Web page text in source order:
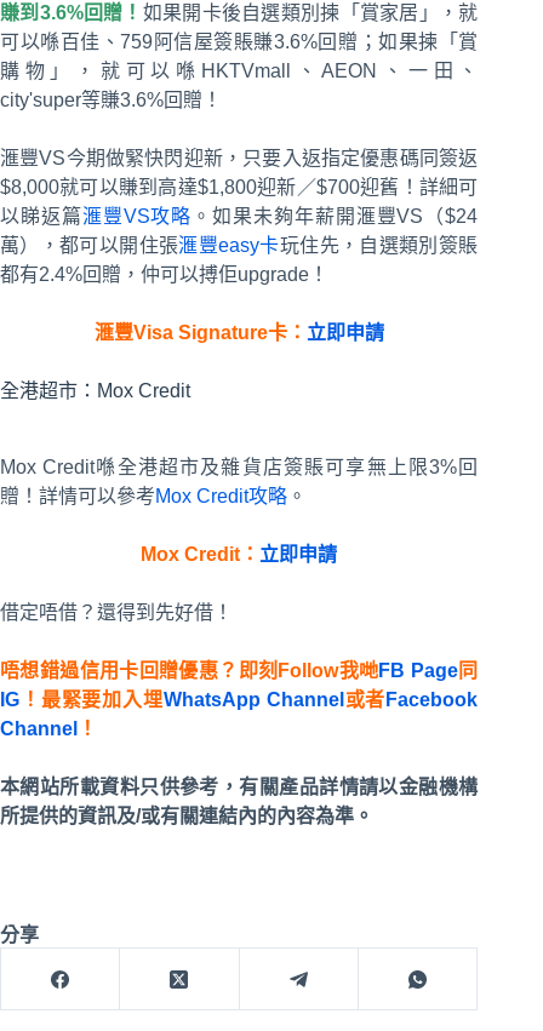
賺到3.6%回贈！ 如果開卡後自選類別揀「賞家居」，就
可以喺百佳、759阿信屋簽賬賺3.6%回贈；如果揀「賞
購物」，就可以喺HKTVmall、AEON、一田、
city'super等賺3.6%回贈！
滙豐VS今期做緊快閃迎新，只要入返指定優惠碼同簽返
$8,000就可以賺到高達$1,800迎新／$700迎舊！詳細可
以睇返篇滙豐VS攻略 。如果未夠年薪開滙豐VS（$24
萬），都可以開住張滙豐easy卡玩住先，自選類別簽賬
都有2.4%回贈，仲可以搏佢upgrade！
滙豐Visa Signature卡： 立即申請
全港超市：Mox Credit
Mox Credit喺全港超市及雜貨店簽賬可享無上限3%回
贈！詳情可以參考Mox Credit攻略 。
Mox Credit： 立即申請
借定唔借？還得到先好借！
唔想錯過信用卡回贈優惠？即刻Follow我哋FB Page同
IG ！最緊要加入埋WhatsApp Channel 或者 Facebook
Channel
！
本網站所載資料只供參考，有關產品詳情請以金融機構
所提供的資訊及/或有關連結內的內容為準。
分享